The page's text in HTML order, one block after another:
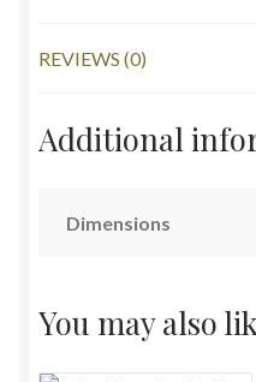
REVIEWS (0)
Additional
Dimensions
You may also